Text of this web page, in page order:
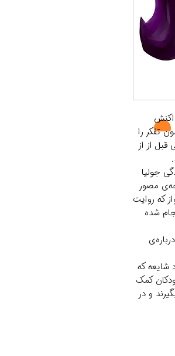
تفکر را
از از
جولیا
که انتشارات نردبان آن را در ۳۶ صفحه‌ی مصور
که روایت
شده
است و درباره‌ی
شایعه که
کمک
و در